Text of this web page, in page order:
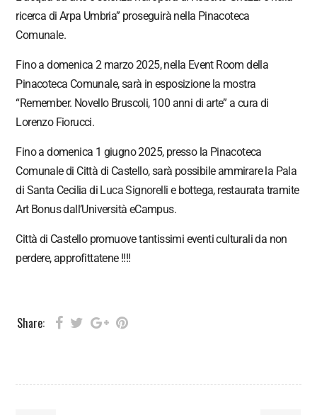
ricerca di Arpa Umbria” proseguirà nella Pinacoteca
Comunale.
Fino a domenica 2 marzo 2025, nella Event Room della
Pinacoteca Comunale, sarà in esposizione la mostra
“Remember. Novello Bruscoli, 100 anni di arte” a cura di
Lorenzo Fiorucci.
Fino a domenica 1 giugno 2025, presso la Pinacoteca
Comunale di Città di Castello, sarà possibile ammirare la Pala
di Santa Cecilia di Luca Signorelli e bottega, restaurata tramite
Art Bonus dall’Università eCampus.
Città di Castello promuove tantissimi eventi culturali da non
perdere, approfittatene !!!!
Share: